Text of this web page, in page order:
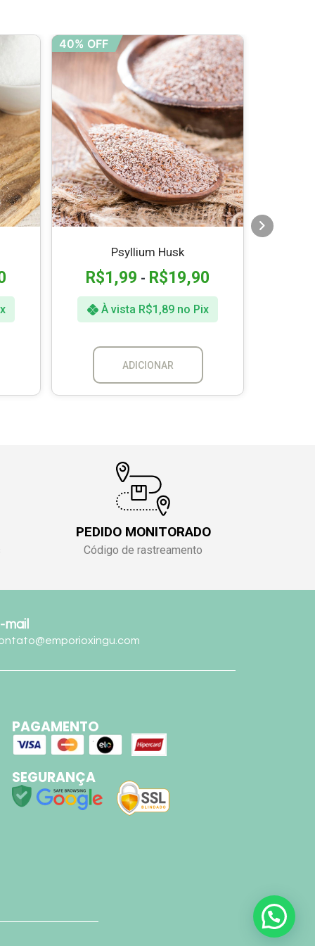
40% OFF
Psyllium Husk
R$1,99 - R$19,90
À vista R$1,89 no Pix
ADICIONAR
PEDIDO MONITORADO
Código de rastreamento
mail
PAGAMENTO
SEGURANÇA